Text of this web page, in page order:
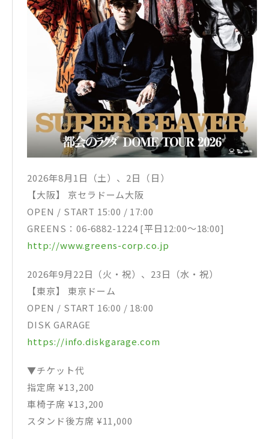
2026年8月1日（土）、2日（日）
【大阪】 京セラドーム大阪
OPEN / START 15:00 / 17:00
GREENS：06-6882-1224 [平日12:00〜18:00]
http://www.greens-corp.co.jp
2026年9月22日（火・祝）、23日（水・祝）
【東京】 東京ドーム
OPEN / START 16:00 / 18:00
DISK GARAGE
https://info.diskgarage.com
▼チケット代
指定席 ¥13,200
車椅子席 ¥13,200
スタンド後方席 ¥11,000